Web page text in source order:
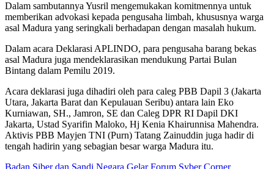
Dalam sambutannya Yusril mengemukakan komitmennya untuk
memberikan advokasi kepada pengusaha limbah, khususnya warga
asal Madura yang seringkali berhadapan dengan masalah hukum.
Dalam acara Deklarasi APLINDO, para pengusaha barang bekas
asal Madura juga mendeklarasikan mendukung Partai Bulan
Bintang dalam Pemilu 2019.
Acara deklarasi juga dihadiri oleh para caleg PBB Dapil 3 (Jakarta
Utara, Jakarta Barat dan Kepulauan Seribu) antara lain Eko
Kurniawan, SH., Jamron, SE dan Caleg DPR RI Dapil DKI
Jakarta, Ustad Syarifin Maloko, Hj Kenia Khairunnisa Mahendra.
Aktivis PBB Mayjen TNI (Purn) Tatang Zainuddin juga hadir di
tengah hadirin yang sebagian besar warga Madura itu.